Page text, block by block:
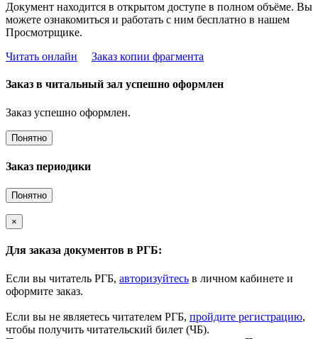
Документ находится в открытом доступе в полном объёме. Вы
можете ознакомиться и работать с ним бесплатно в нашем
Просмотрщике.
Читать онлайн
Заказ копии фрагмента
Заказ в читальный зал успешно оформлен
Заказ успешно оформлен.
Понятно
Заказ периодики
Понятно
×
Для заказа документов в РГБ:
Если вы читатель РГБ, авторизуйтесь в личном кабинете и
оформите заказ.
Если вы не являетесь читателем РГБ, пройдите регистрацию,
чтобы получить читательский билет (ЧБ).